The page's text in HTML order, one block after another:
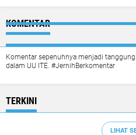
KOMENTAR
Komentar sepenuhnya menjadi
dalam UU ITE. #JernihBerkomentar
TERKINI
LIHAT